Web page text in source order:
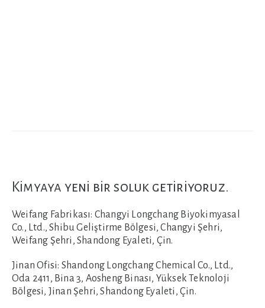
Kimyaya yeni bir soluk getiriyoruz.
Weifang Fabrikası: Changyi Longchang Biyokimyasal
Co., Ltd., Shibu Geliştirme Bölgesi, Changyi Şehri,
Weifang Şehri, Shandong Eyaleti, Çin.
Jinan Ofisi: Shandong Longchang Chemical Co., Ltd.,
Oda 2411, Bina 3, Aosheng Binası, Yüksek Teknoloji
Bölgesi, Jinan Şehri, Shandong Eyaleti, Çin.